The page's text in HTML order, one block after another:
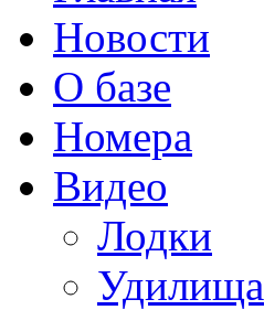
Новости
О базе
Номера
Видео
Лодки
Удилища